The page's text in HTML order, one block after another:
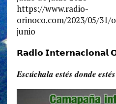
https://www.radio-
orinoco.com/2023/05/31/
junio
𝗥𝗮𝗱𝗶𝗼 𝗜𝗻𝘁𝗲𝗿𝗻𝗮𝗰𝗶𝗼𝗻𝗮𝗹
𝑬𝒔𝒄𝒖́𝒄𝒉𝒂𝒍𝒂 𝒆𝒔𝒕𝒆́𝒔 𝒅𝒐𝒏𝒅𝒆